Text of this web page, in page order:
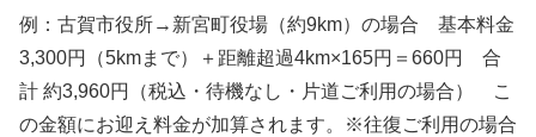
例：古賀市役所→新宮町役場（約9km）の場合 基本料金
3,300円（5kmまで）＋距離超過4km×165円＝660円 合
計 約3,960円（税込・待機なし・片道ご利用の場合） こ
の金額にお迎え料金が加算されます。※往復ご利用の場合